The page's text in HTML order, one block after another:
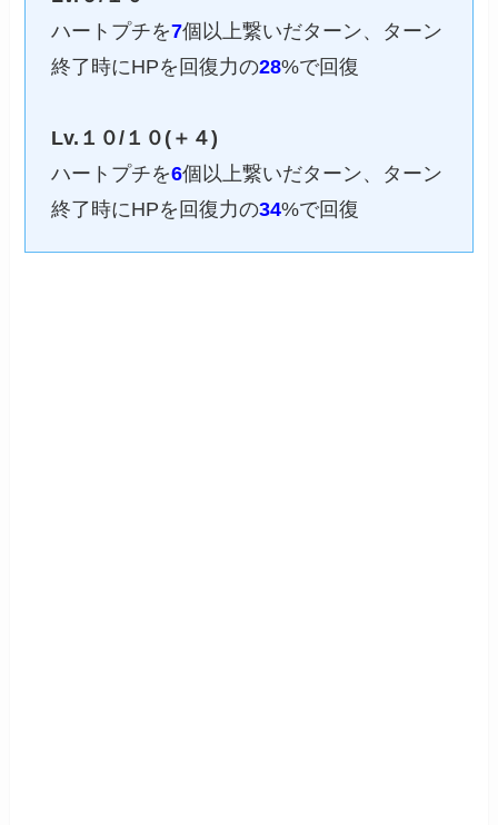
ハートプチを7個以上繋いだターン、ターン
終了時にHPを回復力の28%で回復
Lv.１０/１０(＋４)
ハートプチを6個以上繋いだターン、ターン
終了時にHPを回復力の34%で回復